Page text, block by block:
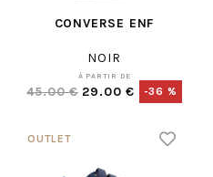
CONVERSE ENF
NOIR
À PARTIR DE
45.00 € 29.00 € -36 %